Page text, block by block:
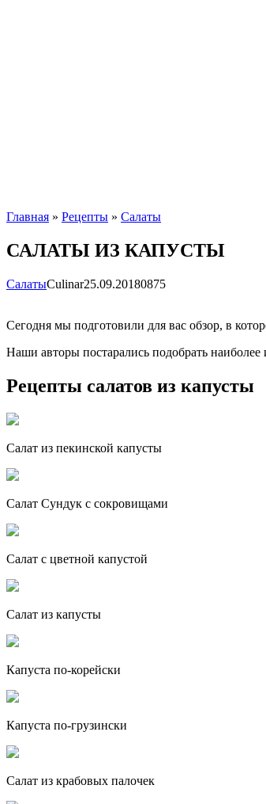
Главная » Рецепты » Салаты
САЛАТЫ ИЗ КАПУСТЫ
СалатыСulinar25.09.20180875
Сегодня мы подготовили для вас обзор, в
Наши авторы постарались подобрать
Рецепты салатов из капусты
Салат из пекинской капусты
Салат Сундук с сокровищами
Салат с цветной капустой
Салат из капусты
Капуста по-корейски
Капуста по-грузински
Салат из крабовых палочек